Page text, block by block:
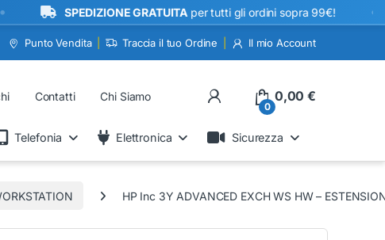
SPEDIZIONE GRATUITAper tutti gli ordini sopra 99€! •
Punto Vendita Traccia il tuo Ordine Il mio Account
Contatti Chi Siamo My Account
0
0,00€
Telefonia Elettronica Sicurezza
HP Inc 3Y ADVANCED EXCH WS HW –